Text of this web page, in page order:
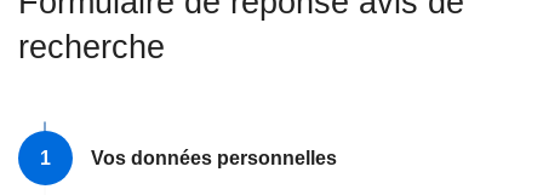
recherche
Vos données personnelles